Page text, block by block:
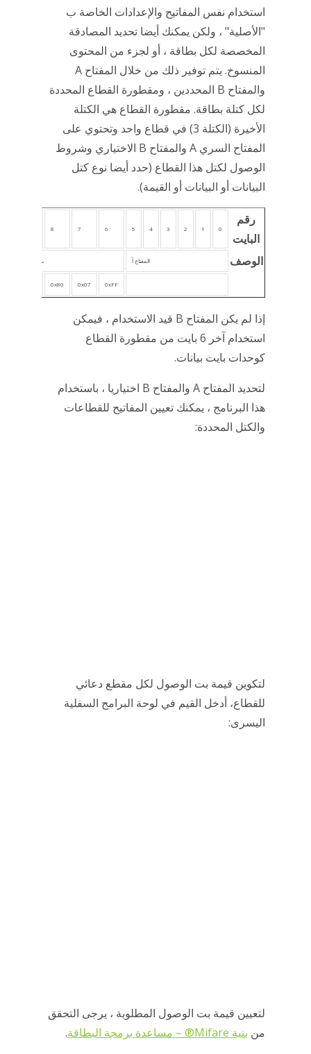
استخدام نفس المفاتيح والإعدادات الخاصة ب
"الأصلية" ، ولكن يمكنك أيضا تحديد المصادقة
المخصصة لكل بطاقة ، أو لجزء من المحتوى
المنسوخ. يتم توفير ذلك من خلال المفتاح A
والمفتاح B المحددين ، ومقطورة القطاع المحددة
لكل كتلة بطاقة. مقطورة القطاع هي الكتلة
الأخيرة (الكتلة 3) في قطاع واحد وتحتوي على
المفتاح السري A والمفتاح B الاختياري وشروط
الوصول لكتل هذا القطاع (حدد أيضا نوع كتل
البيانات أو البيانات أو القيمة).
رقم
البايت
0
1
2
3
4
5
6
7
8
الوصف المفتاح أ بت الوصول
0xFF
0x07
0x80
إذا لم يكن المفتاح B قيد الاستخدام ، فيمكن
استخدام آخر 6 بايت من مقطورة القطاع
كوحدات بايت بيانات.
لتحديد المفتاح A والمفتاح B اختياريا ، باستخدام
هذا البرنامج ، يمكنك تعيين المفاتيح للقطاعات
والكتل المحددة:
لتكوين قيمة بت الوصول لكل مقطع دعائي
للقطاع، أدخل القيم في لوحة البرامج السفلية
اليسرى:
لتعيين قيمة بت الوصول المطلوبة ، يرجى التحقق
من بنية Mifare® – مساعدة برمجة البطاقة
.